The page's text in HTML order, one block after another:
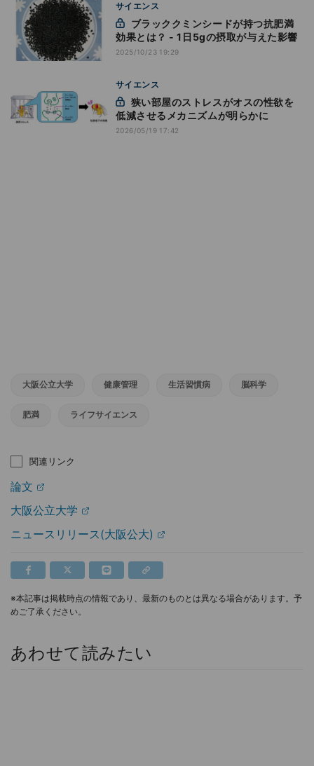
サイエンス
効果とは？ - 1日5gの摂取が与えた影響
2025/10/23 19:29
サイエンス
低減させるメカニズムが明らかに
2026/05/19 17:42
大阪公立大学 健康管理 生活習慣病 脳科学
肥満 ライフサイエンス
関連リンク
論文
大阪公立大学
ニュースリリース(大阪公大)
※本記事は掲載時点の情報であり、最新のものとは異なる場合があります。予
めご了承ください。
あわせて読みたい